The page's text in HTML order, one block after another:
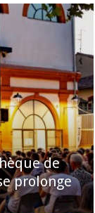
incontournable de
de
prolonge